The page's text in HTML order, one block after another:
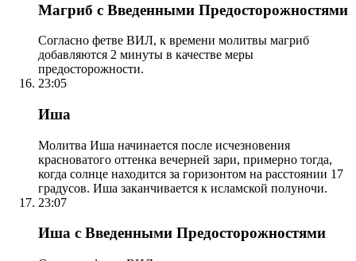
Магриб с Введенными Предосторожностями
Согласно фетве ВИЛ, к времени молитвы магриб
добавляются 2 минуты в качестве меры
предосторожности.
23:05
Иша
Молитва Иша начинается после исчезновения
красноватого оттенка вечерней зари, примерно тогда,
когда солнце находится за горизонтом на расстоянии 17
градусов. Иша заканчивается к исламской полуночи.
23:07
Иша с Введенными Предосторожностями